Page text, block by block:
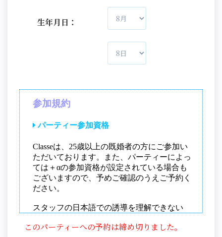
生年月日：
このパーティーへの予約は締め切りました。